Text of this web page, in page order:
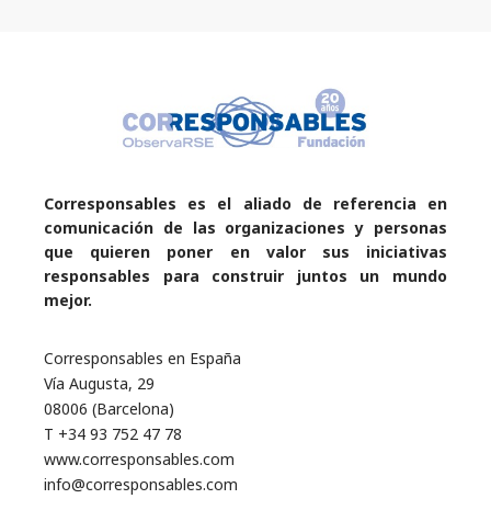
Corresponsables es el aliado de referencia en
comunicación de las organizaciones y personas
que quieren poner en valor sus iniciativas
responsables para construir juntos un mundo
mejor.
Corresponsables en España
Vía Augusta, 29
08006 (Barcelona)
T +34 93 752 47 78
www.corresponsables.com
info@corresponsables.com